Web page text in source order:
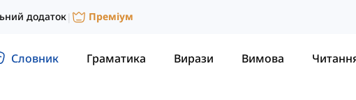
додаток| Преміум
Словник Граматика Вирази Вимова